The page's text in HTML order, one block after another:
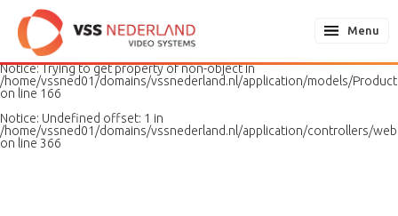
Notice: Undefined variable: page in
/home/vssned01/domains/vssnederland.nl/application/models/
on line
187
Notice: Trying to get property of non-object in
/home/vssned01/domains/vssnederland.nl/application/models/
on line 166
Notice: Undefined offset: 1 in
/home/vssned01/domains/vssnederland.nl/application/controllers/
on line 366
Menu